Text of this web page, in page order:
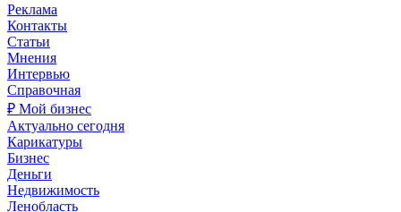
Реклама
Контакты
Статьи
Мнения
Интервью
Справочная
₽ Мой бизнес
Актуально сегодня
Карикатуры
Бизнес
Деньги
Недвижимость
Ленобласть